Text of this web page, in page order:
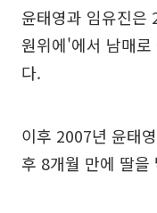
윤태영과 임유진은
원위에'에서 남매
다.
이후 2007년 윤태
후 8개월 만에 딸을